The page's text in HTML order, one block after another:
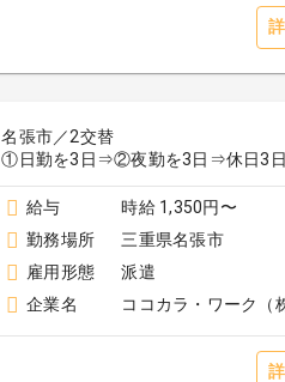
名張市／2交替
①日勤を3日⇒②夜勤を3日⇒休日3日
給与
時給 1,350円〜
勤務場所
三重県名張市
雇用形態
派遣
企業名
ココカラ・ワーク（